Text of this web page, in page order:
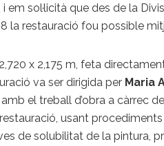
em sol·licità que des de la
la restauració fou possible
x 2,175 m, feta
va ser dirigida per Maria
el treball d’obra a càrrec
usant
de solubilitat de la pintura,